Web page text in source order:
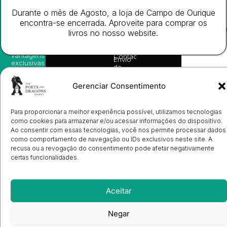
Gerenciar Consentimento
Para proporcionar a melhor experiência possível, utilizamos tecnologias
como cookies para armazenar e/ou acessar informações do dispositivo.
Ao consentir com essas tecnologias, você nos permite processar dados
como comportamento de navegação ou IDs exclusivos neste site. A
recusa ou a revogação do consentimento pode afetar negativamente
certas funcionalidades.
Aceitar
Negar
Eventos
Prémio
Ulysses
Contactos
Envio
de
Candidatura
de
de
Livrarias
Cookies
(EU)
sugestões
de
leitura,
vantagens
exclusivas
avisos
diretamente
no seu
Subscrever
os
direitos
Durante o mês de Agosto, a loja de Campo de Ourique
encontra-se encerrada. Aproveite para comprar os
livros no nosso website.